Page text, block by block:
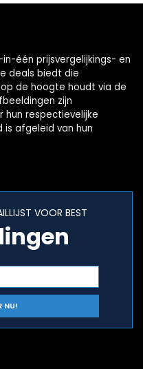
één prijsvergelijkings- en
deals biedt die
de hoogte houdt via de
zijn
hun respectievelijke
is afgeleid van hun
VOOR BEST